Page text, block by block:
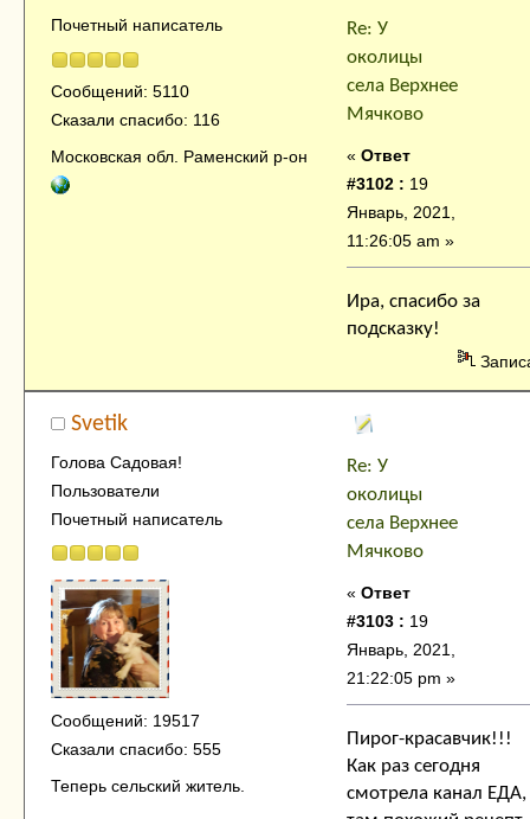
Почетный написатель
Сообщений: 5110
Сказали спасибо: 116
Московская обл. Раменский р-он
Re: У
околицы
села Верхнее
Мячково
« Ответ
#3102 : 19
Январь, 2021,
11:26:05 am »
Ира, спасибо за
подсказку!
Svetik
Голова Садовая!
Пользователи
Почетный написатель
Сообщений: 19517
Сказали спасибо: 555
Теперь сельский житель.
Re: У
околицы
села Верхнее
Мячково
« Ответ
#3103 : 19
Январь, 2021,
21:22:05 pm »
Пирог-красавчик!!!
Как раз сегодня
смотрела канал ЕДА,